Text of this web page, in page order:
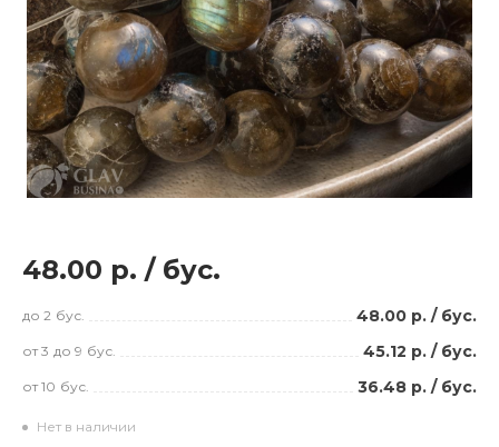
48.00 р. / бус.
до 2 бус. 48.00 р. / бус.
от 3 до 9 бус. 45.12 р. / бус.
от 10 бус. 36.48 р. / бус.
Нет в наличии